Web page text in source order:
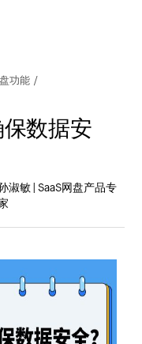
功能 /
数据安
淑敏 | SaaS网盘产品专